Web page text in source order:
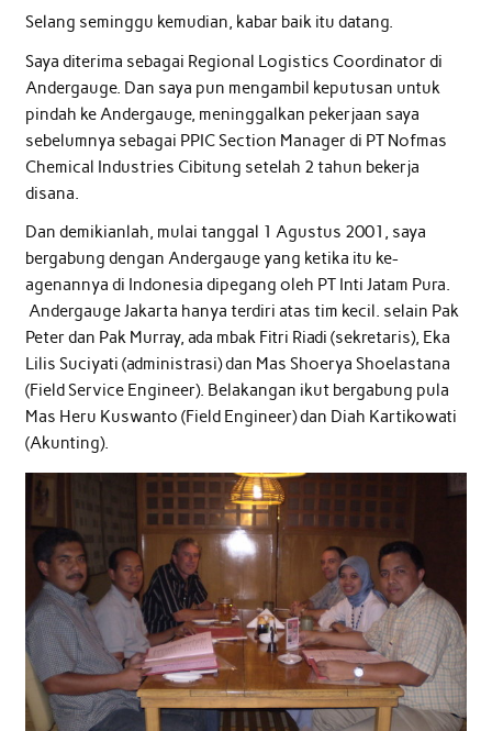
Selang seminggu kemudian, kabar baik itu datang.
Saya diterima sebagai Regional Logistics Coordinator di
Andergauge. Dan saya pun mengambil keputusan untuk
pindah ke Andergauge, meninggalkan pekerjaan saya
sebelumnya sebagai PPIC Section Manager di PT Nofmas
Chemical Industries Cibitung setelah 2 tahun bekerja
disana.
Dan demikianlah, mulai tanggal 1 Agustus 2001, saya
bergabung dengan Andergauge yang ketika itu ke-
agenannya di Indonesia dipegang oleh PT Inti Jatam Pura.
Andergauge Jakarta hanya terdiri atas tim kecil. selain Pak
Peter dan Pak Murray, ada mbak Fitri Riadi (sekretaris), Eka
Lilis Suciyati (administrasi) dan Mas Shoerya Shoelastana
(Field Service Engineer). Belakangan ikut bergabung pula
Mas Heru Kuswanto (Field Engineer) dan Diah Kartikowati
(Akunting).